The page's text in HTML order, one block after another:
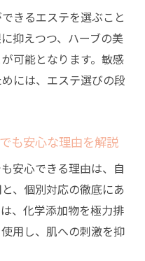
きるエステを選ぶこと
抑えつつ、ハーブの美
可能となります。敏感
には、エステ選びの段
も安心な理由を解説
安心できる理由は、自
、個別対応の徹底にあ
、化学添加物を極力排
用し、肌への刺激を抑